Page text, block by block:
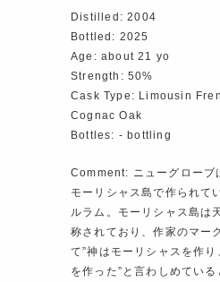
Distilled: 2004
Bottled: 2025
Age: about 21 yo
Strength: 50%
Cask Type: Limousin
Cognac Oak
Bottles: ‐ bottling
Comment: ニューグローブ
モーリシャス島で作られて
ルラム。モーリシャス島は
称されており、作家のマー
て”神はモーリシャスを作
を作った”と言わしめてい